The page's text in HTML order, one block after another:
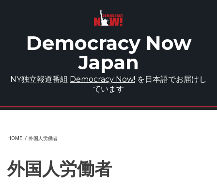
Democracy Now
Japan
NY独立報道番組 Democracy Now! を日本語でお届けし
ています
HOME / 外国人労働者
外国人労働者